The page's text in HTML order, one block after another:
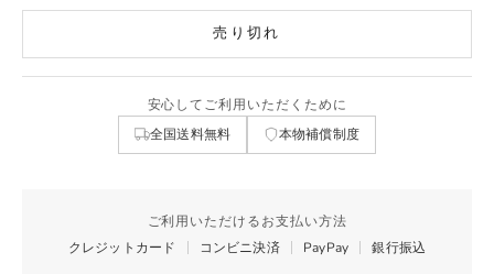
売り切れ
安心してご利用いただくために
全国送料無料 本物補償制度
ご利用いただけるお支払い方法
クレジットカード
コンビニ決済 PayPay 銀行振込